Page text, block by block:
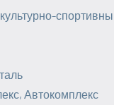
Автокомплекс